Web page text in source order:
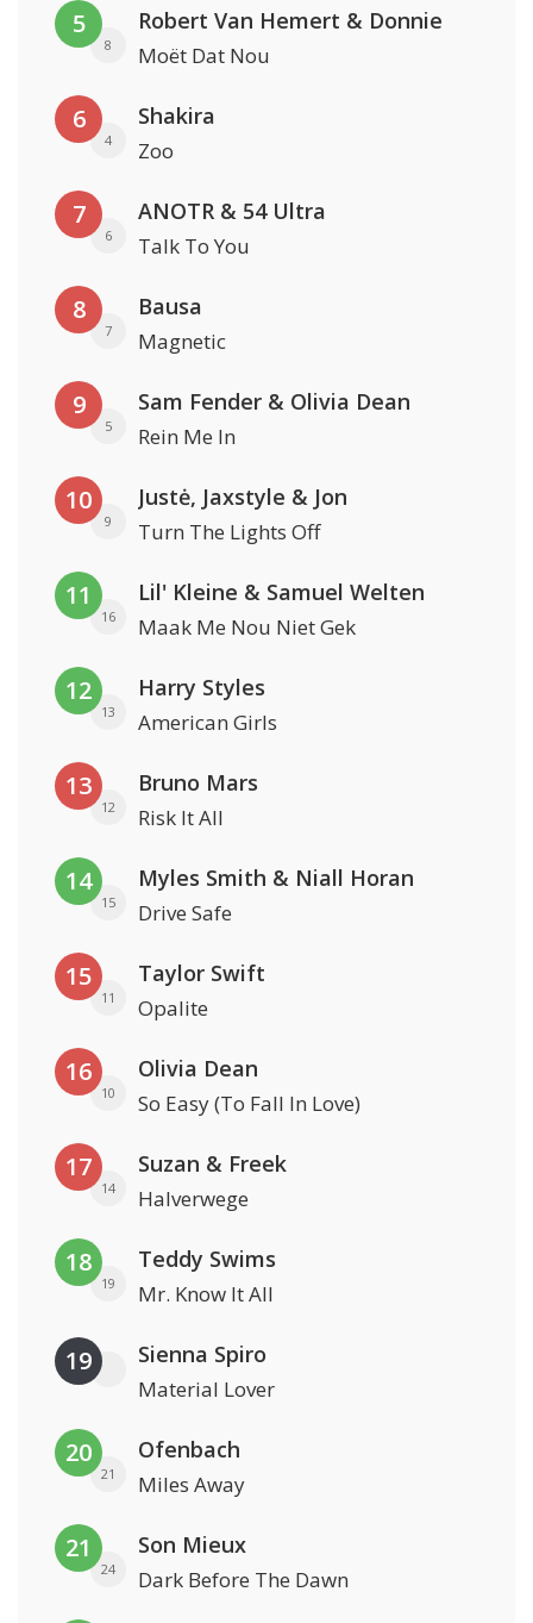
5
8
Robert Van Hemert & Donnie
Moët Dat Nou
6
4
Shakira
Zoo
7
6
ANOTR & 54 Ultra
Talk To You
8
7
Bausa
Magnetic
9
5
Sam Fender & Olivia Dean
Rein Me In
10
9
Justė, Jaxstyle & Jon
Turn The Lights Off
11
16
Lil' Kleine & Samuel Welten
Maak Me Nou Niet Gek
12
13
Harry Styles
American Girls
13
12
Bruno Mars
Risk It All
14
15
Myles Smith & Niall Horan
Drive Safe
15
11
Taylor Swift
Opalite
16
10
Olivia Dean
So Easy (To Fall In Love)
17
14
Suzan & Freek
Halverwege
18
19
Teddy Swims
Mr. Know It All
19 Sienna Spiro
Material Lover
20
21
Ofenbach
Miles Away
21
24
Son Mieux
Dark Before The Dawn